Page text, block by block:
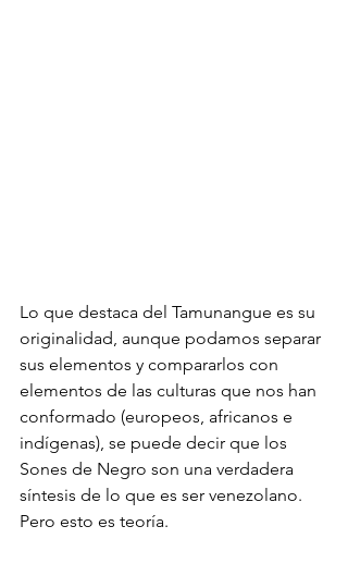
Lo que destaca del Tamunangue es su
originalidad, aunque podamos separar
sus elementos y compararlos con
elementos de las culturas que nos han
conformado (europeos, africanos e
indígenas), se puede decir que los
Sones de Negro son una verdadera
síntesis de lo que es ser venezolano.
Pero esto es teoría.